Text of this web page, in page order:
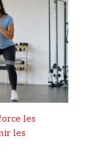
les
les